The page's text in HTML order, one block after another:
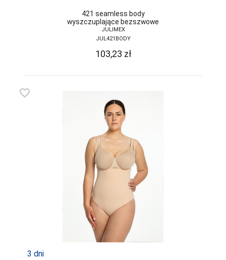
DONNA BC
DOROTA
DUET
ELDAR
EWANA
EWLON
FERNAND PERIL
FIORE
FUN-POL
FUNNY-DAY
421 seamless body
wyszczuplające bezszwowe
JULIMEX
JUL421BODY
103,23 zł
favorite_border
3 dni